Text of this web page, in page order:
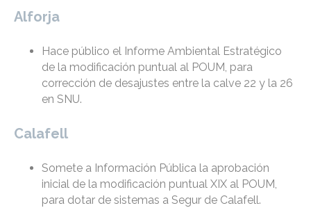
Alforja
Hace público el Informe Ambiental Estratégico
de la modificación puntual al POUM, para
corrección de desajustes entre la calve 22 y la 26
en SNU.
Calafell
Somete a Información Pública la aprobación
inicial de la modificación puntual XIX al POUM,
para dotar de sistemas a Segur de Calafell.